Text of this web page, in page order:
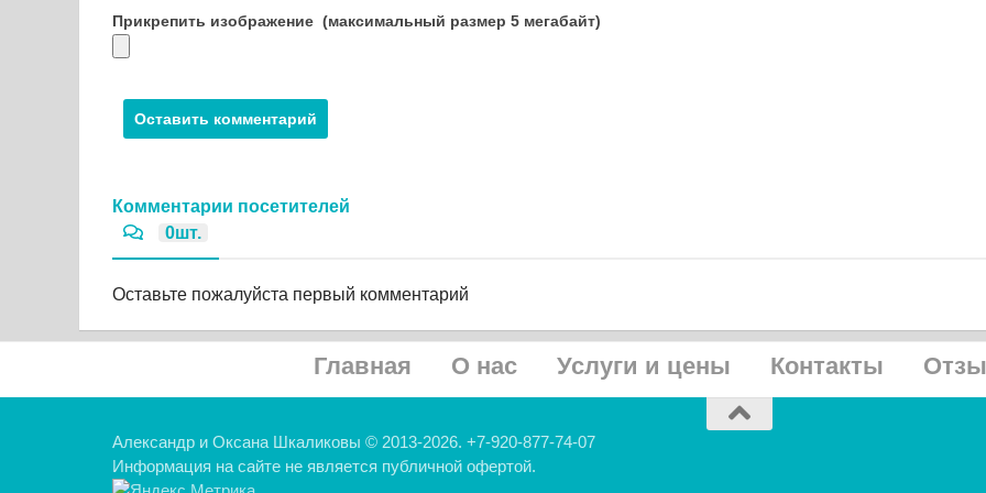
Прикрепить изображение (максимальный размер 5 мегабайт)
Комментарии посетителей
0шт.
Оставьте пожалуйста первый комментарий
Главная О нас Услуги и цены Контакты
Александр и Оксана Шкаликовы © 2013-2026. +7-920-877-74-07
Информация на сайте не является публичной офертой.